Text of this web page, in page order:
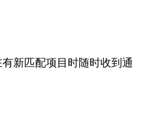
新匹配项目时随时收到通